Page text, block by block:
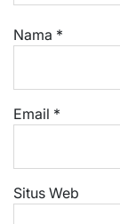
Nama *
Email *
Situs Web